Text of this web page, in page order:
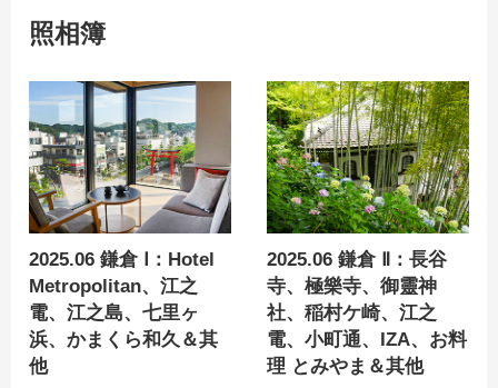
照相簿
2025.06 鎌倉 Ⅰ：Hotel
Metropolitan、江之
電、江之島、七里ヶ
浜、かまくら和久＆其
他
2025.06 鎌倉 Ⅱ：長谷
寺、極樂寺、御靈神
社、稲村ケ崎、江之
電、小町通、IZA、お料
理 とみやま＆其他